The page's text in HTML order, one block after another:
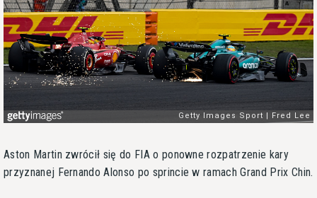
Aston Martin zwrócił się do FIA o ponowne rozpatrzenie kary
przyznanej Fernando Alonso po sprincie w ramach Grand Prix Chin.